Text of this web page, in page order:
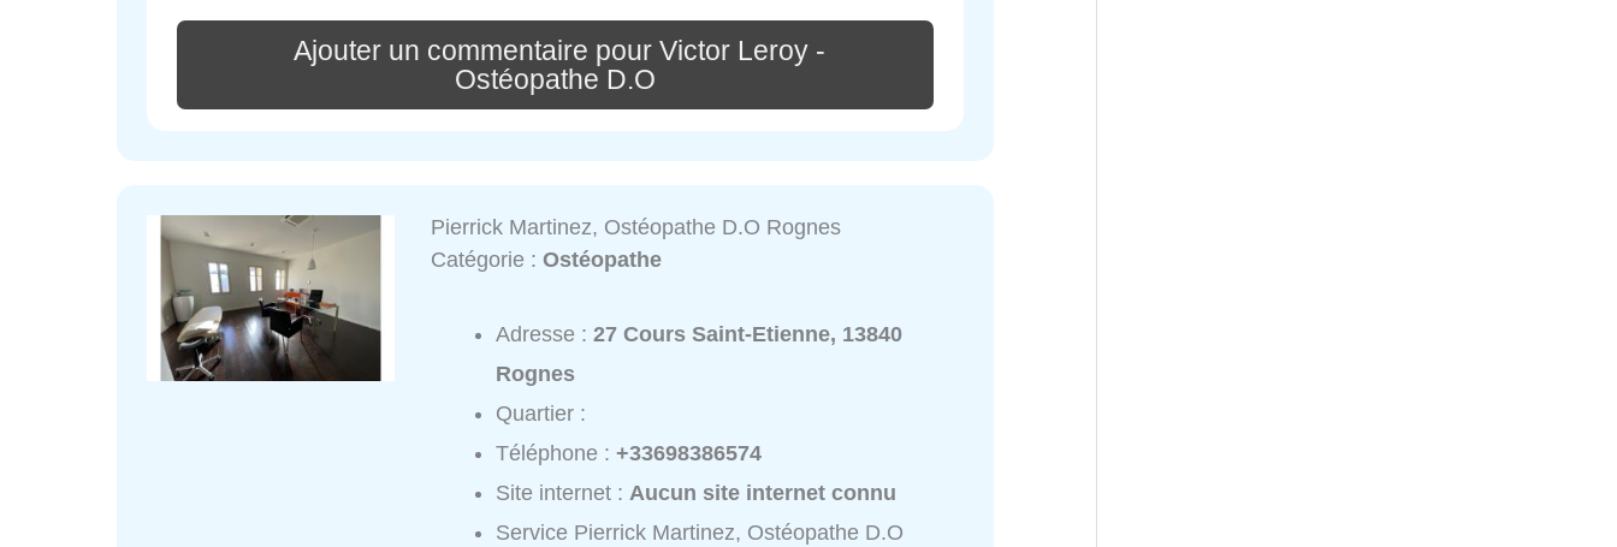
Ajouter un commentaire pour Victor Leroy -
Ostéopathe D.O
Pierrick Martinez, Ostéopathe D.O Rognes
Catégorie :Ostéopathe
Adresse :27 Cours Saint-Etienne, 13840
Rognes
Quartier :
Téléphone :+33698386574
Site internet : Aucun site internet connu
Service Pierrick Martinez, Ostéopathe D.O